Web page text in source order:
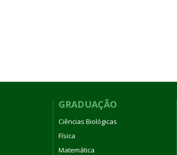
GRADUAÇÃO
Ciências Biológicas
Física
Matemática